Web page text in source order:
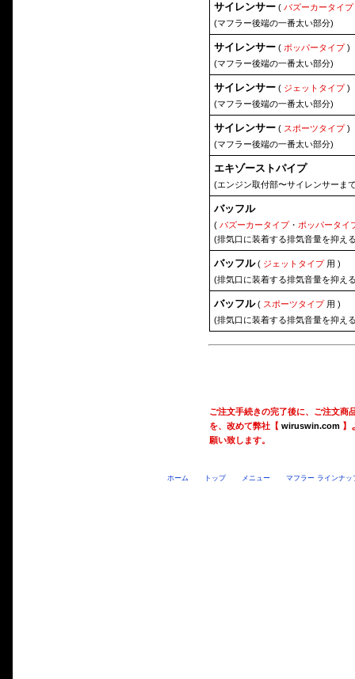
サイレンサー( バズーカータイプ
(マフラー後端の一番太い部分)
サイレンサー( ポッパータイプ)
(マフラー後端の一番太い部分)
サイレンサー( ジェットタイプ)
(マフラー後端の一番太い部分)
サイレンサー( スポーツタイプ)
(マフラー後端の一番太い部分)
エキゾーストパイプ
(エンジン取付部〜サイレンサーま
バッフル
( バズーカータイプ・ ポッパータイ
(排気口に装着する排気音量を抑え
バッフル( ジェットタイプ用 )
(排気口に装着する排気音量を抑え
バッフル( スポーツタイプ用 )
(排気口に装着する排気音量を抑え
ご注文手続きの完了後に、ご注文商
を、改めて弊社【 wiruswin.com】
願い致します。
ホーム トップ メニュー マフラー ラインナッ